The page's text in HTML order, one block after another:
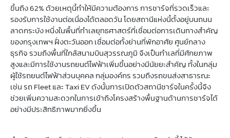
ขึ้นถึง 62% ด้วยเหตุนี้ทำให้มีความต้องการ การชาร์จที่รวดเร็วและ
รองรับการใช้งานต่อเนื่องได้ตลอดวัน โดยสถานีแห่งนี้ตั้งอยู่บนถนน
ลาดกระบัง หนึ่งในพื้นที่ทำเลยุทธศาสตร์ที่เชื่อมต่อการเดินทางสำคัญ
ของกรุงเทพฯ ฝั่งตะวันออก เชื่อมต่อทั้งย่านที่พักอาศัย ศูนย์กลาง
ธุรกิจ รวมถึงพื้นที่ใกล้สนามบินสุวรรณภูมิ จึงเป็นทำเลที่มีศักยภาพ
สูงและมีการใช้งานรถยนต์ไฟฟ้าเพิ่มขึ้นอย่างมีนัยยะสำคัญ ทั้งในกลุ่ม
ผู้ใช้รถยนต์ไฟฟ้าส่วนบุคคล กลุ่มองค์กร รวมถึงรถขนส่งสาธารณะ
เช่น รถ Fleet และ Taxi EV ดังนั้นการเปิดตัวสถานีชาร์จในครั้งนี้จึง
ช่วยเพิ่มความสะดวกในการเข้าถึงโครงสร้างพื้นฐานด้านการชาร์จได้
อย่างมีประสิทธิภาพมากยิ่งขึ้น